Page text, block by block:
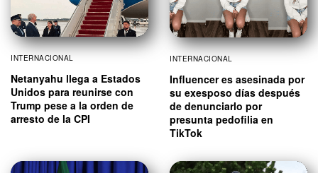
INTERNACIONAL
Netanyahu llega a Estados
Unidos para reunirse con
Trump pese a la orden de
arresto de la CPI
INTERNACIONAL
Influencer es asesinada por
su exesposo días después
de denunciarlo por
presunta pedofilia en
TikTok